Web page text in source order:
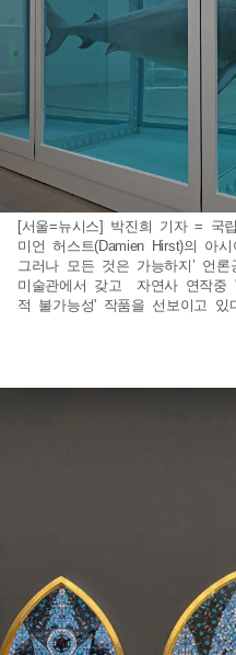
[서울=뉴시스] 박진희 기자 = 국
미언 허스트(Damien Hirst)의 아
그러나 모든 것은 가능하지’ 언
미술관에서 갖고 자연사 연작중
적 불가능성' 작품을 선보이고 있